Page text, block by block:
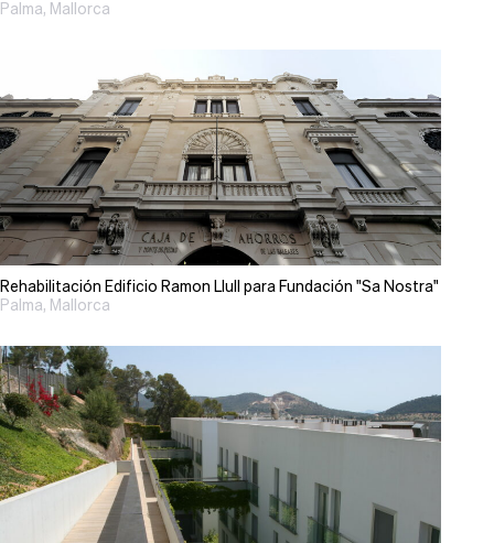
Palma, Mallorca
Rehabilitación Edificio Ramon Llull para Fundación "Sa Nostra"
Palma, Mallorca